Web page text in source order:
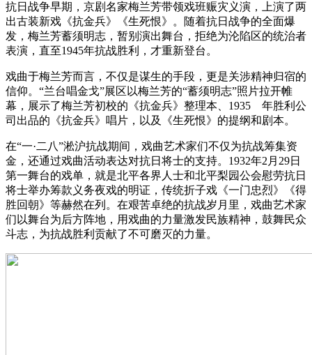
抗日战争早期，京剧名家梅兰芳带领戏班赈灾义演，上演了两
出古装新戏《抗金兵》《生死恨》。随着抗日战争的全面爆
发，梅兰芳蓄须明志，暂别演出舞台，拒绝为沦陷区的统治者
表演，直至1945年抗战胜利，才重新登台。
戏曲于梅兰芳而言，不仅是谋生的手段，更是关涉精神归宿的
信仰。“兰台唱金戈”展区以梅兰芳的“蓄须明志”照片拉开帷
幕，展示了梅兰芳初校的《抗金兵》整理本、1935 年胜利公
司出品的《抗金兵》唱片，以及《生死恨》的提纲和剧本。
在“一·二八”淞沪抗战期间，戏曲艺术家们不仅为抗战筹集资
金，还通过戏曲活动表达对抗日将士的支持。1932年2月29日
第一舞台的戏单，就是北平各界人士和北平梨园公会慰劳抗日
将士举办筹款义务夜戏的明证，传统折子戏《一门忠烈》《得
胜回朝》等赫然在列。在艰苦卓绝的抗战岁月里，戏曲艺术家
们以舞台为后方阵地，用戏曲的力量激发民族精神，鼓舞民众
斗志，为抗战胜利贡献了不可磨灭的力量。